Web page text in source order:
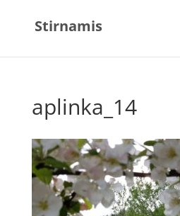
Stirnamis
aplinka_14